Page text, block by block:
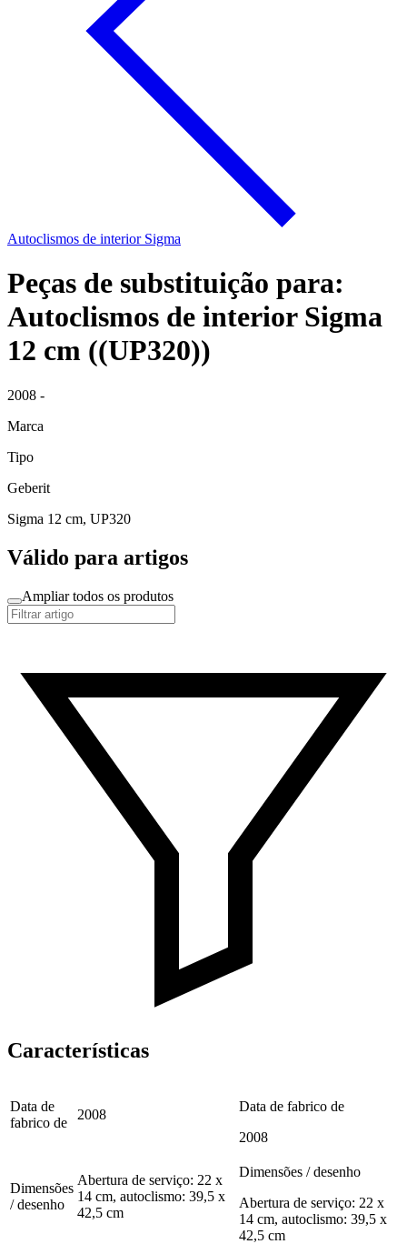
Autoclismos de interior Sigma
Peças de substituição para:
Autoclismos de interior Sigma
12 cm ((UP320))
2008 -
Marca
Tipo
Geberit
Sigma 12 cm, UP320
Válido para artigos
Ampliar todos os produtos
Características
Data de
fabrico de
2008
Data de fabrico de
2008
Dimensões
/ desenho
Abertura de serviço: 22 x
14 cm, autoclismo: 39,5 x
42,5 cm
Dimensões / desenho
Abertura de serviço: 22 x
14 cm, autoclismo: 39,5 x
42,5 cm